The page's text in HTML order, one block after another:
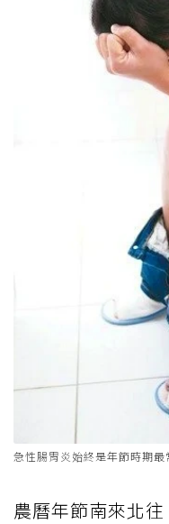
急性腸胃炎始終是年節時期
農曆年節南來北